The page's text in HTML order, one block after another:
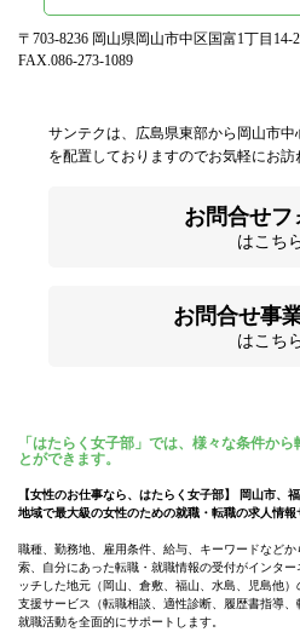
〒703-8236 岡山県岡山市中区国富1丁目14-
FAX.086-273-1089
サンテクは、広島県東部から岡山市
を配置しておりますのでお気軽にお訪
お問合せフ
はこち
お問合せ事
はこち
「はたらく女子部」では、様々な条件か
とができます。
【女性のお仕事なら、はたらく女子部】 岡山市、
地域で最大級の女性のための就職・転職の求人情報
職種、勤務地、雇用条件、給与、キーワードなど
索、自分にあった転職・就職情報の受付がインタ
ッチした地元（岡山、倉敷、福山、水島、児島他
支援サービス（転職相談、適性診断、履歴書指導
就職活動を全面的にサポートします。